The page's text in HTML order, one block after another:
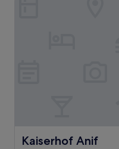
Kaiserhof Anif
Kaiserhof Anif